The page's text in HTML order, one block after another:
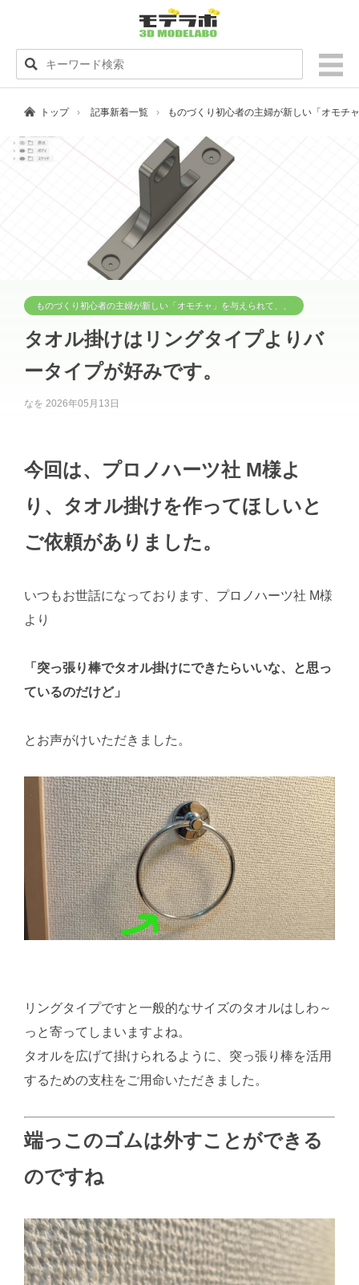
トップ 記事新着一覧 ものづくり初心者の主婦が新しい「オモチ
ものづくり初心者の主婦が新しい「オモチャ」を与えられて、、
タオル掛けはリングタイプよりバ
ータイプが好みです。
なを 2026年05月13日
今回は、プロノハーツ社 M様よ
り、タオル掛けを作ってほしいと
ご依頼がありました。
いつもお世話になっております、プロノハーツ社 M様
より
「突っ張り棒でタオル掛けにできたらいいな、と思っ
ているのだけど」
とお声がけいただきました。
リングタイプですと一般的なサイズのタオルはしわ～
っと寄ってしまいますよね。
タオルを広げて掛けられるように、突っ張り棒を活用
するための支柱をご用命いただきました。
端っこのゴムは外すことができる
のですね